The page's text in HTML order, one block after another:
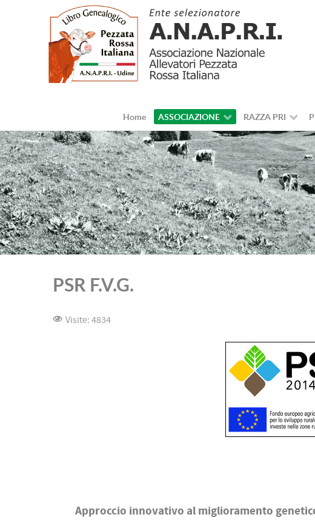
Home ASSOCIAZIONE RAZZA PRI
PSR F.V.G.
Visite: 4834
Approccio innovativo al miglioramento